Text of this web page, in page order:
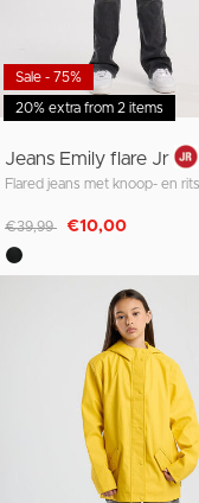
20% extra from 2 items
Sale - 75%
Jeans Emily flare Jr
Flared jeans met knoop- en
Afgeprijsd van
€39,99 naar
€10,00